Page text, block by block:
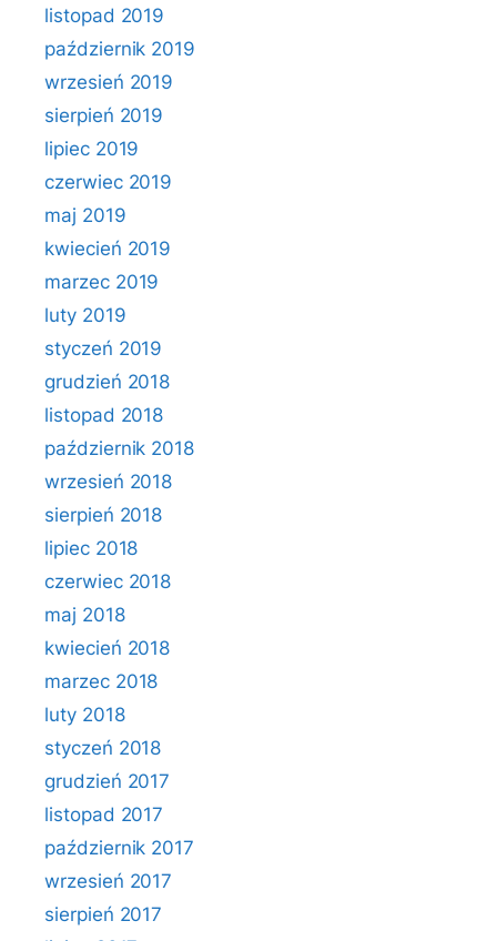
listopad 2019
październik 2019
wrzesień 2019
sierpień 2019
lipiec 2019
czerwiec 2019
maj 2019
kwiecień 2019
marzec 2019
luty 2019
styczeń 2019
grudzień 2018
listopad 2018
październik 2018
wrzesień 2018
sierpień 2018
lipiec 2018
czerwiec 2018
maj 2018
kwiecień 2018
marzec 2018
luty 2018
styczeń 2018
grudzień 2017
listopad 2017
październik 2017
wrzesień 2017
sierpień 2017